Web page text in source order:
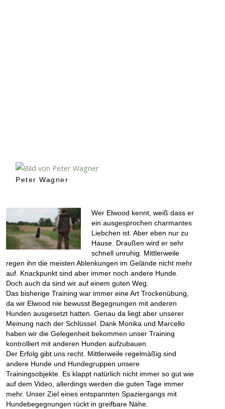
Peter Wagner
Wer Elwood kennt, weiß dass er
ein ausgesprochen charmantes
Liebchen ist. Aber eben nur zu
Hause. Draußen wird er sehr
schnell unruhig. Mittlerweile
regen ihn die meisten Ablenkungen im Gelände nicht mehr
auf. Knackpunkt sind aber immer noch andere Hunde.
Doch auch da sind wir auf einem guten Weg.
Das bisherige Training war immer eine Art Trockenübung,
da wir Elwood nie bewusst Begegnungen mit anderen
Hunden ausgesetzt hatten. Genau da liegt aber unserer
Meinung nach der Schlüssel. Dank Monika und Marcello
haben wir die Gelegenheit bekommen unser Training
kontrolliert mit anderen Hunden aufzubauen.
Der Erfolg gibt uns recht. Mittlerweile regelmäßig sind
andere Hunde und Hundegruppen unsere
Trainingsobjekte. Es klappt natürlich nicht immer so gut wie
auf dem Video, allerdings werden die guten Tage immer
mehr. Unser Ziel eines entspannten Spaziergangs mit
Hundebegegnungen rückt in greifbare Nähe.